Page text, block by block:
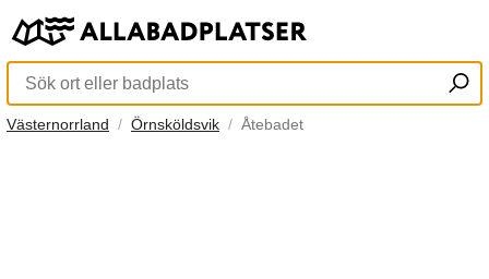
Västernorrland Örnsköldsvik Åtebadet